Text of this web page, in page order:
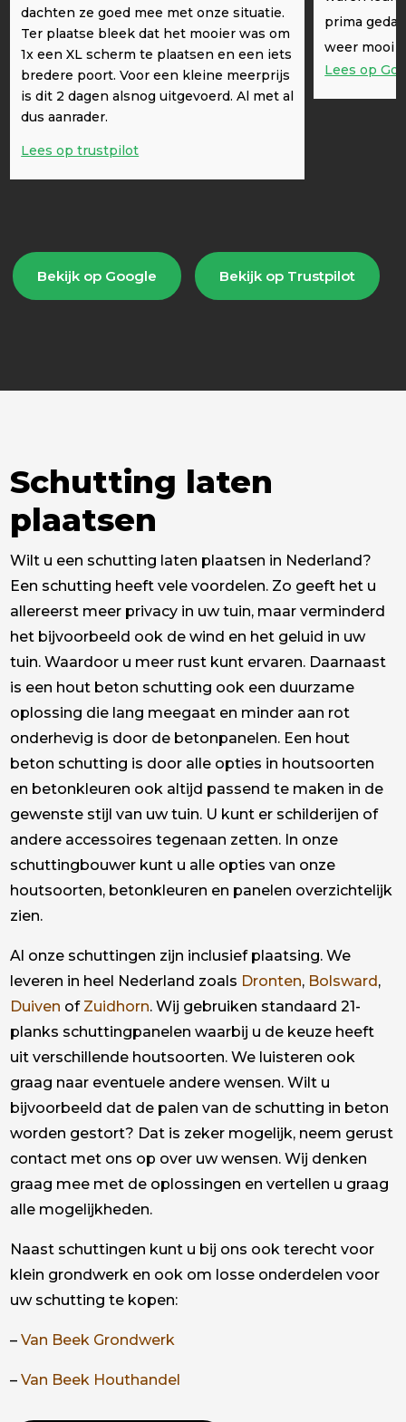
dachten ze goed mee met onze situatie.
Ter plaatse bleek dat het mooier was om
1x een XL scherm te plaatsen en een iets
bredere poort. Voor een kleine meerprijs
is dit 2 dagen alsnog uitgevoerd. Al met al
dus aanrader.
Lees op trustpilot
prima
weer mooi
Lees op
Bekijk op Google Bekijk op Trustpilot
Schutting laten
plaatsen
Wilt u een schutting laten plaatsen in Nederland?
Een schutting heeft vele voordelen. Zo geeft het u
allereerst meer privacy in uw tuin, maar verminderd
het bijvoorbeeld ook de wind en het geluid in uw
tuin. Waardoor u meer rust kunt ervaren. Daarnaast
is een hout beton schutting ook een duurzame
oplossing die lang meegaat en minder aan rot
onderhevig is door de betonpanelen. Een hout
beton schutting is door alle opties in houtsoorten
en betonkleuren ook altijd passend te maken in de
gewenste stijl van uw tuin. U kunt er schilderijen of
andere accessoires tegenaan zetten. In onze
schuttingbouwer kunt u alle opties van onze
houtsoorten, betonkleuren en panelen overzichtelijk
zien.
Al onze schuttingen zijn inclusief plaatsing. We
leveren in heel Nederland zoals Dronten, Bolsward ,
Duiven of Zuidhorn. Wij gebruiken standaard 21-
planks schuttingpanelen waarbij u de keuze heeft
uit verschillende houtsoorten. We luisteren ook
graag naar eventuele andere wensen. Wilt u
bijvoorbeeld dat de palen van de schutting in beton
worden gestort? Dat is zeker mogelijk, neem gerust
contact met ons op over uw wensen. Wij denken
graag mee met de oplossingen en vertellen u graag
alle mogelijkheden.
Naast schuttingen kunt u bij ons ook terecht voor
klein grondwerk en ook om losse onderdelen voor
uw schutting te kopen:
–Van Beek Grondwerk
–Van Beek Houthandel